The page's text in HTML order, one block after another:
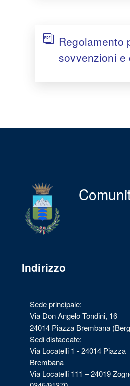
Regolamento
sovvenzioni e
Indirizzo
Sede principale:
Via Don Angelo Tondini, 16
24014 Piazza Brembana
Sedi distaccate:
Via Locatelli 1 - 24014 Piazza
Brembana
Via Locatelli 111 – 24019